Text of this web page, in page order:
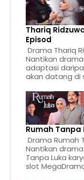
Thariq
Episod
Drama Thariq
Nantikan drama
adaptasi
akan datang di
Rumah Tanpa
Drama Rumah
Nantikan
Tanpa Luka
slot